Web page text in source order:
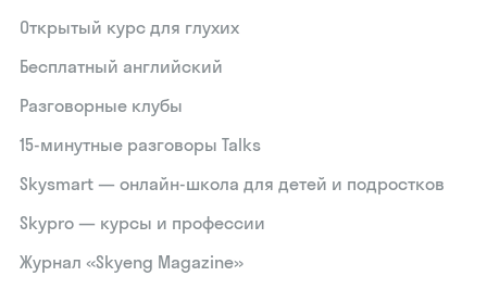
Открытый курс для глухих
Бесплатный английский
Разговорные клубы
15‑минутные разговоры Talks
Skysmart — онлайн-школа для детей и подростков
Skypro — курсы и профессии
Журнал «Skyeng Magazine»